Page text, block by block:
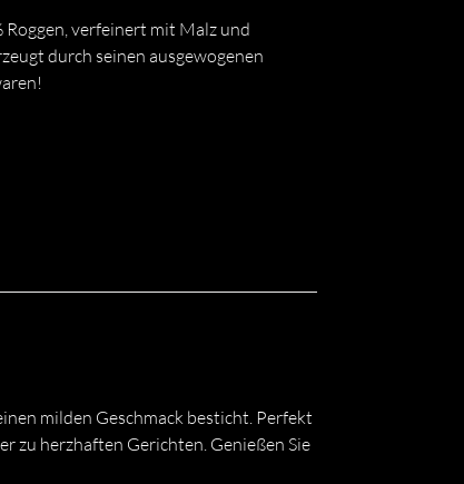
Roggen, verfeinert mit Malz und
durch seinen ausgewogenen
milden Geschmack besticht. Perfekt
zu herzhaften Gerichten. Genießen Sie